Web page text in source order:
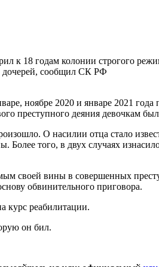
к 18 годам колонии строгого
дочерей, сообщил СК РФ
ноябре 2020 и январе 2021
преступного деяния девочкам
О насилии отца стало
Более того, в двух случаях
своей вины в совершенных
обвинительного приговора.
курс реабилитации.
он бил.